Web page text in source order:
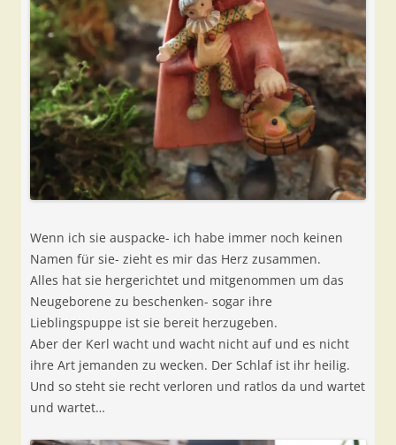
Wenn ich sie auspacke- ich habe immer noch keinen
Namen für sie- zieht es mir das Herz zusammen.
Alles hat sie hergerichtet und mitgenommen um das
Neugeborene zu beschenken- sogar ihre
Lieblingspuppe ist sie bereit herzugeben.
Aber der Kerl wacht und wacht nicht auf und es nicht
ihre Art jemanden zu wecken. Der Schlaf ist ihr heilig.
Und so steht sie recht verloren und ratlos da und wartet
und wartet…